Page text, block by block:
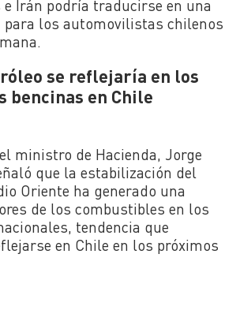
Irán podría traducirse en una
para los automovilistas chilenos
se reflejaría en los
bencinas en Chile
ministro de Hacienda, Jorge
que la estabilización del
Oriente ha generado una
de los combustibles en los
tendencia que
en Chile en los próximos